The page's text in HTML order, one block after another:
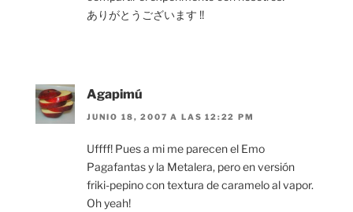
ありがとうございます !!
Agapimú
JUNIO 18, 2007 A LAS 12:22 PM
Uffff! Pues a mi me parecen el Emo
Pagafantas y la Metalera, pero en versión
friki-pepino con textura de caramelo al vapor.
Oh yeah!